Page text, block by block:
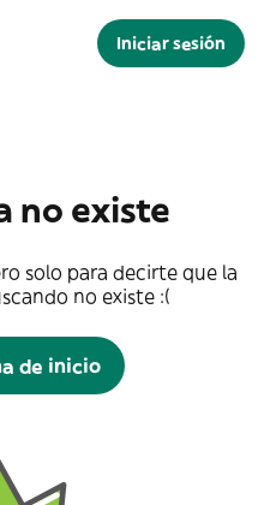
Iniciar sesión
no existe
solo para decirte que la
no existe :(
de inicio